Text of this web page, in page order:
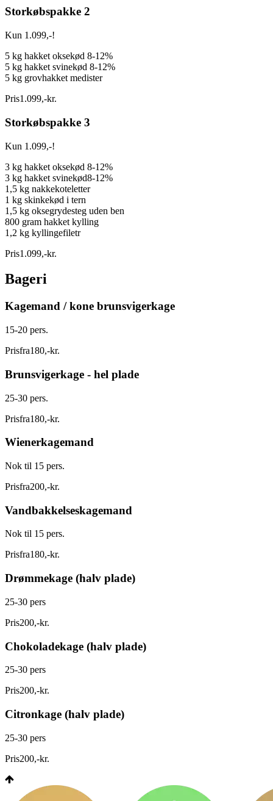
Storkøbspakke 2
Kun 1.099,-!
5 kg hakket oksekød 8-12%
5 kg hakket svinekød 8-12%
5 kg grovhakket medister
Pris1.099,-kr.
Storkøbspakke 3
Kun 1.099,-!
3 kg hakket oksekød 8-12%
3 kg hakket svinekød8-12%
1,5 kg nakkekoteletter
1 kg skinkekød i tern
1,5 kg oksegrydesteg uden ben
800 gram hakket kylling
1,2 kg kyllingefiletr
Pris1.099,-kr.
Bageri
Kagemand / kone brunsvigerkage
15-20 pers.
Prisfra180,-kr.
Brunsvigerkage - hel plade
25-30 pers.
Prisfra180,-kr.
Wienerkagemand
Nok til 15 pers.
Prisfra200,-kr.
Vandbakkelseskagemand
Nok til 15 pers.
Prisfra180,-kr.
Drømmekage (halv plade)
25-30 pers
Pris200,-kr.
Chokoladekage (halv plade)
25-30 pers
Pris200,-kr.
Citronkage (halv plade)
25-30 pers
Pris200,-kr.